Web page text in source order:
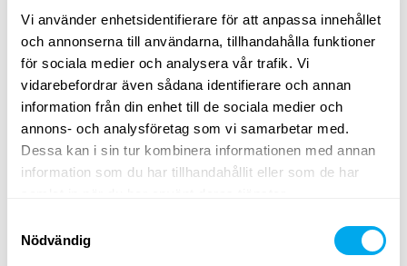
Vi använder enhetsidentifierare för att anpassa innehållet
och annonserna till användarna, tillhandahålla funktioner
för sociala medier och analysera vår trafik. Vi
vidarebefordrar även sådana identifierare och annan
information från din enhet till de sociala medier och
annons- och analysföretag som vi samarbetar med.
Dessa kan i sin tur kombinera informationen med annan
information som du har tillhandahållit eller som de har
Nödvändig
Ett brett utbud av tunga fordon
Välj kategorientreprenad,transportfordon,lantbruk,
skogsmaskiner,materialhanteringellergrönytemaskiner
Använd sökkriterierna för tunga fordon på sidan för att
hitta traktorer, skogsmaskiner, teleskoplastare eller
grävlastare som passar dina behov. Sök efter tunga
fordon efter produktgrupp, märke, modell, ort, modellår,
Ta en titt på Maatoris utbud av tunga fordon och hitta
rätt produkt för dina behov! Om du inte hittar det du